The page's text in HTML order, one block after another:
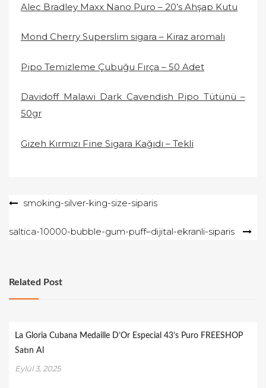
Alec Bradley Maxx Nano Puro – 20’s Ahşap Kutu
Mond Cherry Superslim sigara – Kiraz aromalı
Pipo Temizleme Çubuğu Fırça – 50 Adet
Davidoff Malawi Dark Cavendish Pipo Tütünü –
50gr
Gizeh Kırmızı Fine Sigara Kağıdı – Tekli
Yazısmoking-silver-king-size-siparis
saltica-10000-bubble-gum-puff–dijital-ekranli-siparis
Related Post
La Gloria Cubana Medaille D’Or Especial 43’s Puro FREESHOP
Satın Al
Eylül 3, 2025